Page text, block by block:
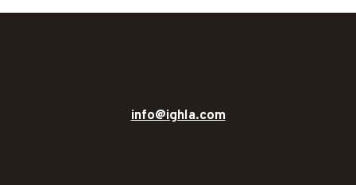
info@ighla.com